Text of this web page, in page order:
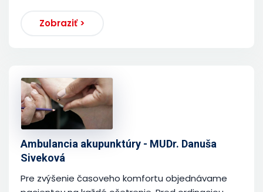
Zobraziť >
Ambulancia akupunktúry - MUDr. Danuša
Siveková
Pre zvýšenie časoveho komfortu objednávame